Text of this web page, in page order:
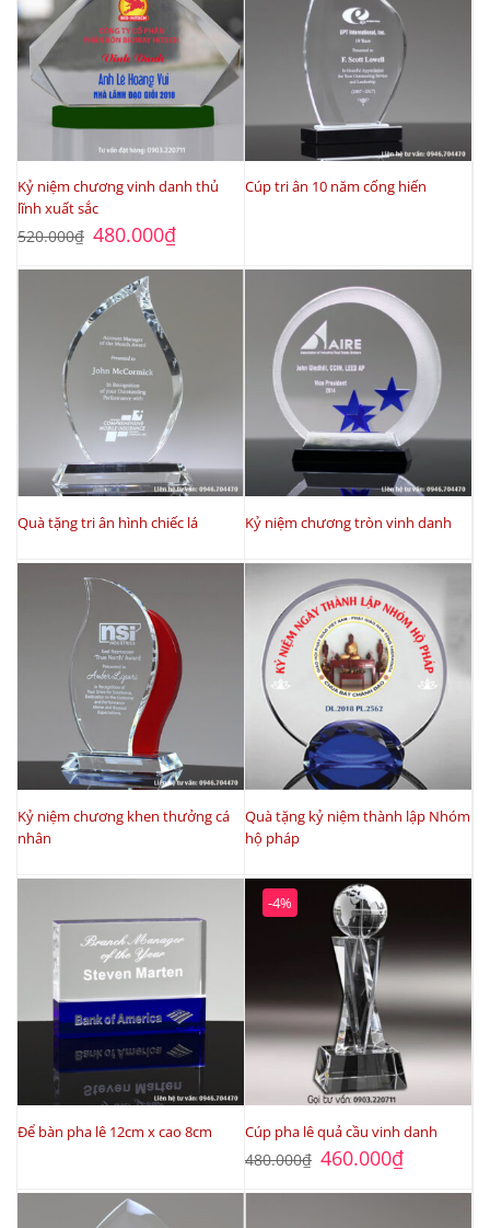
Kỷ niệm chương vinh danh thủ
lĩnh xuất sắc
520.000₫ Giá
gốc
520.000₫.
480.000₫Giá
là:
Cúp tri ân 10 năm cống hiến
Quà tặng tri ân hình chiếc lá Kỷ niệm chương tròn vinh danh
Kỷ niệm chương khen thưởng cá
nhân
Quà tặng kỷ niệm thành lập Nhóm
hộ pháp
Để bàn pha lê 12cm x cao 8cm
-4%
Cúp pha lê quả cầu vinh danh
480.000₫ Giá
gốc
480.000₫.
460.000₫Giá
là: